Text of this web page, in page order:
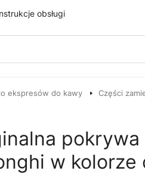
obsługi
ekspresów do kawy Części
w kolorze